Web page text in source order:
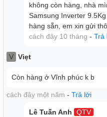
Chức này này giúp máy
phát ra tiếng kêu và xả
quá lâu, đảm bảo an toàn
không còn hàng, nhà
Samsung Inverter
hàng sẵn, em xin gửi
cách đây 10 tháng - Trả
V Viẹt
Còn hàng ở Vĩnh phúc k b
cách đây một năm - Trả lời
Lê Tuấn Anh
QTV